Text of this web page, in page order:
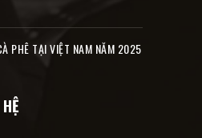
PHÊ TẠI VIỆT NAM NĂM 2025